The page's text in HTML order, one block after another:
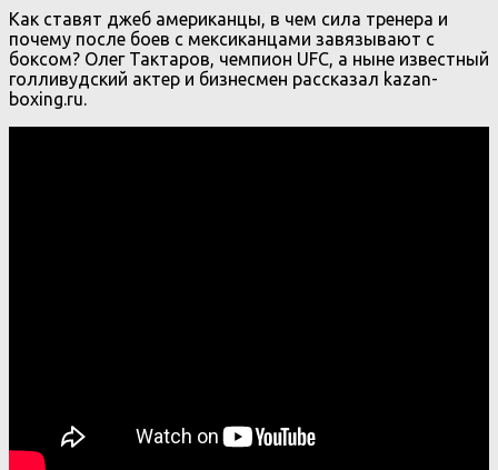
Как ставят джеб американцы, в чем сила тренера и
почему после боев с мексиканцами завязывают с
боксом? Олег Тактаров, чемпион UFC, а ныне известный
голливудский актер и бизнесмен рассказал kazan-
boxing.ru.